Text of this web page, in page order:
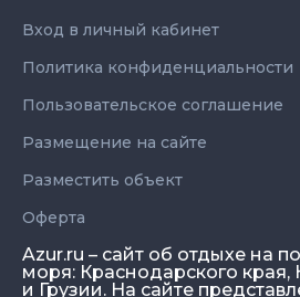
Azur.ru – сайт об отдыхе на
моря: Краснодарского
и Грузии. На сайте
Вход в личный кабинет
Политика конфиденциальности
Пользовательское соглашение
Размещение на сайте
Разместить объект
Оферта